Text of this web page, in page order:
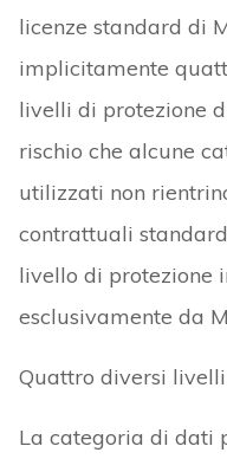
licenze standard di
implicitamente
livelli di protezione
rischio che alcune
utilizzati non
contrattuali
livello di protezione
esclusivamente da
Quattro diversi
La categoria di dati